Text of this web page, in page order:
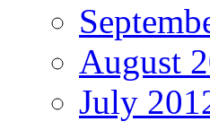
August
July